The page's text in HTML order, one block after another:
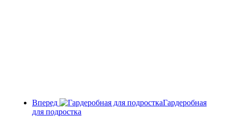
Вперед
Гардеробная
для подростка